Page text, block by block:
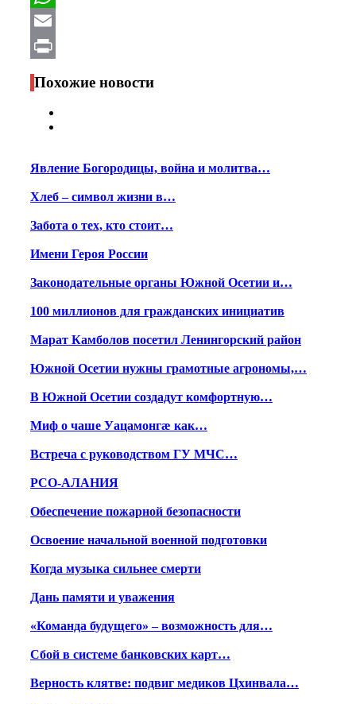
WhatsApp
Email
Print
Похожие новости
Явление Богородицы, война и молитва…
Хлеб – символ жизни в…
Забота о тех, кто стоит…
Имени Героя России
Законодательные органы Южной Осетии и…
100 миллионов для гражданских инициатив
Марат Камболов посетил Ленингорский район
Южной Осетии нужны грамотные агрономы,…
В Южной Осетии создадут комфортную…
Миф о чаше Уацамонгæ как…
Встреча с руководством ГУ МЧС…
РСО-АЛАНИЯ
Обеспечение пожарной безопасности
Освоение начальной военной подготовки
Когда музыка сильнее смерти
Дань памяти и уважения
«Команда будущего» – возможность для…
Сбой в системе банковских карт…
Верность клятве: подвиг медиков Цхинвала…